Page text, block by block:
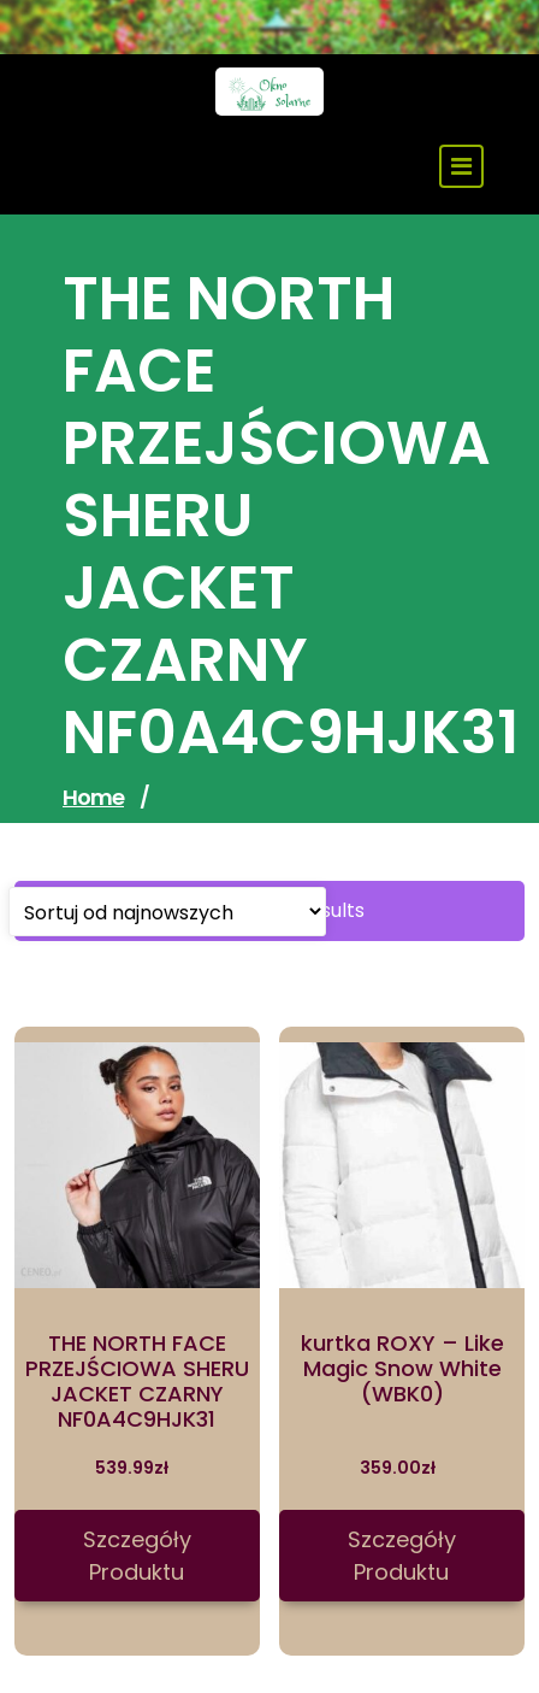
Skip
to
THE NORTH
FACE
PRZEJŚCIOWA
SHERU
JACKET
CZARNY
NF0A4C9HJK31
Home /
Showing all 8 results
by
THE NORTH FACE
PRZEJŚCIOWA SHERU
JACKET CZARNY
NF0A4C9HJK31
539.99zł
Szczegóły
Produktu
kurtka ROXY – Like
Magic Snow White
(WBK0)
359.00zł
Szczegóły
Produktu